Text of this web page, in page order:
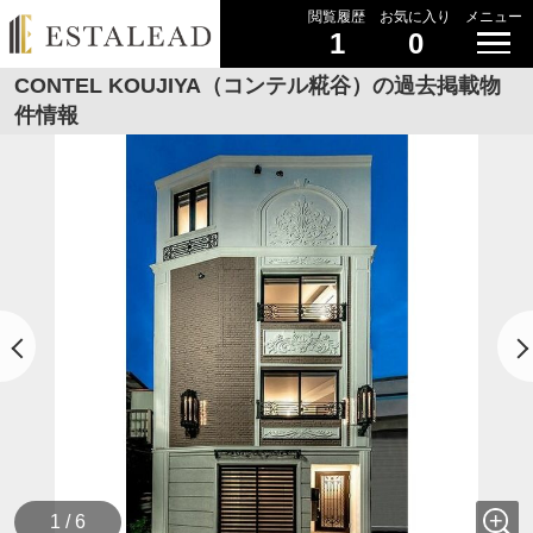
閲覧履歴
1
お気に入り
0
メニュー
CONTEL KOUJIYA（コンテル糀谷）の過去掲載物
件情報
1 / 6